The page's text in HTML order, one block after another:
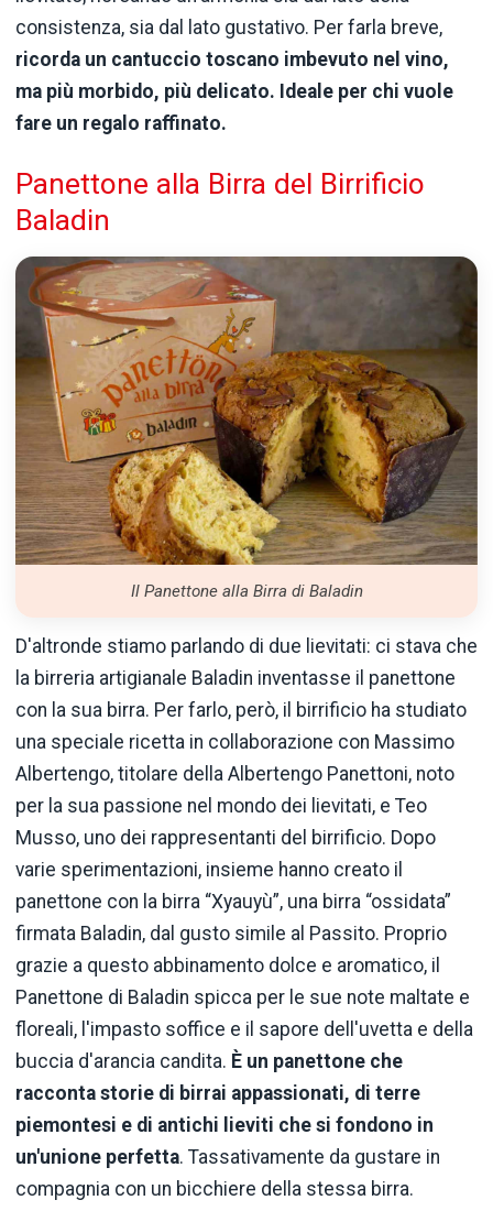
consistenza, sia dal lato gustativo. Per farla breve,
ricorda un cantuccio toscano imbevuto nel vino,
ma più morbido, più delicato. Ideale per chi vuole
fare un regalo raffinato.
Panettone alla Birra del Birrificio
Baladin
Il Panettone alla Birra di Baladin
D'altronde stiamo parlando di due lievitati: ci stava che
la birreria artigianale Baladin inventasse il panettone
con la sua birra. Per farlo, però, il birrificio ha studiato
una speciale ricetta in collaborazione con Massimo
Albertengo, titolare della Albertengo Panettoni, noto
per la sua passione nel mondo dei lievitati, e Teo
Musso, uno dei rappresentanti del birrificio. Dopo
varie sperimentazioni, insieme hanno creato il
panettone con la birra “Xyauyù”, una birra “ossidata”
firmata Baladin, dal gusto simile al Passito. Proprio
grazie a questo abbinamento dolce e aromatico, il
Panettone di Baladin spicca per le sue note maltate e
floreali, l'impasto soffice e il sapore dell'uvetta e della
buccia d'arancia candita. È un panettone che
racconta storie di birrai appassionati, di terre
piemontesi e di antichi lieviti che si fondono in
un'unione perfetta. Tassativamente da gustare in
compagnia con un bicchiere della stessa birra.